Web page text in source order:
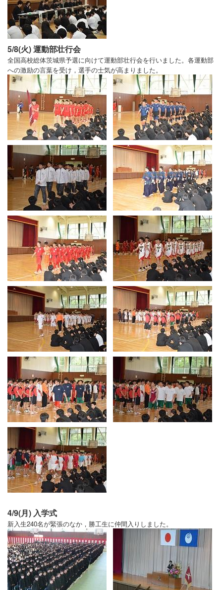
5/8(火) 運動部壮行会
全国高校総体茨城県予選に向けて運動部壮行会を行いました。各運動部
への激励の言葉を受け，選手の士気が高まりました。
4/9(月) 入学式
新入生240名が緊張のなか，勝工生に仲間入りしました。